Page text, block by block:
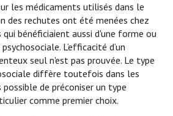
les médicaments utilisés dans le
des rechutes ont été menées chez
bénéficiaient aussi d'une forme ou
L’efficacité d’un
seul n'est pas prouvée. Le type
diffère toutefois dans les
de préconiser un type
comme premier choix.